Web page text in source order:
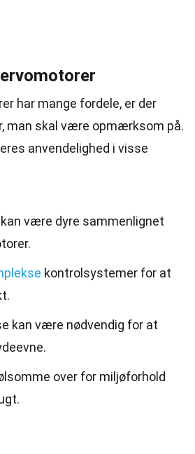
har mange fordele, er der
man skal være opmærksom på.
anvendelighed i visse
være dyre sammenlignet
kontrolsystemer for at
kan være nødvendig for at
over for miljøforhold